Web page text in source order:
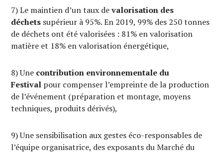
7) Le maintien d’un taux devalorisation des
déchets supérieur à 95%. En 2019, 99% des 250 tonnes
de déchets ont été valorisées : 81% en valorisation
matière et 18% en valorisation énergétique,
8) Une contribution environnementale du
Festival pour compenser l’empreinte de la production
de l’événement (préparation et montage, moyens
techniques, produits dérivés),
9) Une sensibilisation aux gestes éco-responsables de
l’équipe organisatrice, des exposants du Marché du